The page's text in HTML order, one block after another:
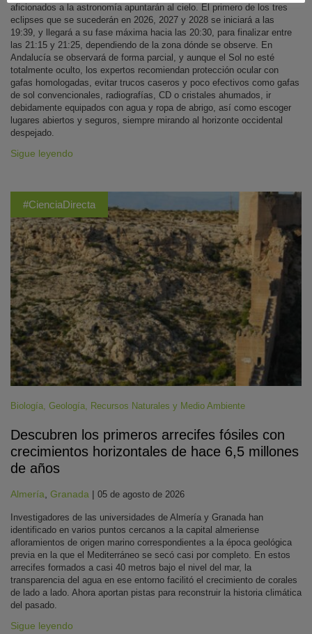
aficionados a la astronomía apuntarán al cielo. El primero de los tres
eclipses que se sucederán en 2026, 2027 y 2028 se iniciará a las
19:39, y llegará a su fase máxima hacia las 20:30, para finalizar entre
las 21:15 y 21:25, dependiendo de la zona dónde se observe. En
Andalucía se observará de forma parcial, y aunque el Sol no esté
totalmente oculto, los expertos recomiendan protección ocular con
gafas homologadas, evitar trucos caseros y poco efectivos como gafas
de sol convencionales, radiografías, CD o cristales ahumados, ir
debidamente equipados con agua y ropa de abrigo, así como escoger
lugares abiertos y seguros, siempre mirando al horizonte occidental
despejado.
Sigue leyendo
#CienciaDirecta
Biología, Geología, Recursos Naturales y Medio Ambiente
Descubren los primeros arrecifes fósiles con
crecimientos horizontales de hace 6,5 millones
de años
Almería, Granada | 05 de agosto de 2026
Investigadores de las universidades de Almería y Granada han
identificado en varios puntos cercanos a la capital almeriense
afloramientos de origen marino correspondientes a la época geológica
previa en la que el Mediterráneo se secó casi por completo. En estos
arrecifes formados a casi 40 metros bajo el nivel del mar, la
transparencia del agua en ese entorno facilitó el crecimiento de corales
de lado a lado. Ahora aportan pistas para reconstruir la historia climática
del pasado.
Sigue leyendo